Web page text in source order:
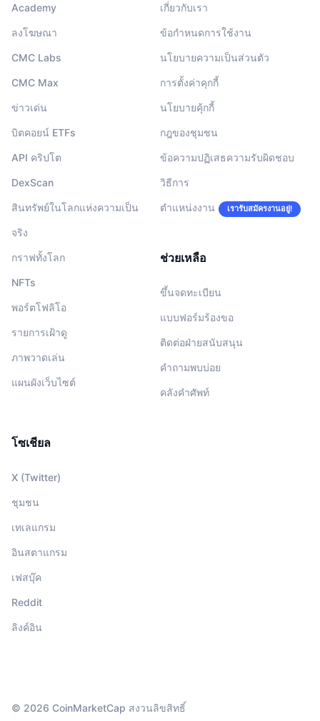
Academy
ลงโฆษณา
CMC Labs
CMC Max
ข่าวเด่น
บิตคอยน์ ETFs
API คริปโต
DexScan
สินทรัพย์ในโลกแห่งความเป็น
จริง
กราฟทั้งโลก
NFTs
พอร์ตโฟลิโอ
รายการเฝ้าดู
ภาพวาดเล่น
แผนผังเว็บไซต์
เกี่ยวกับเรา
ข้อกำหนดการใช้งาน
นโยบายความเป็นส่วนตัว
การตั้งค่าคุกกี้
นโยบายคุ้กกี้
กฎของชุมชน
ข้อความปฏิเสธความรับผิดชอบ
วิธีการ
ตำแหน่งงาน เรารับสมัครงานอยู่!
ช่วยเหลือ
ขึ้นจดทะเบียน
แบบฟอร์มร้องขอ
ติดต่อฝ่ายสนับสนุน
คำถามพบบ่อย
คลังคำศัพท์
โซเชียล
X (Twitter)
ชุมชน
เทเลแกรม
อินสตาแกรม
เฟสบุ๊ค
Reddit
ลิงค์อิน
© 2026 CoinMarketCap สงวนลิขสิทธิ์